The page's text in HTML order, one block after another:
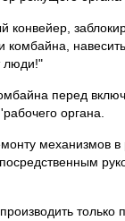
конвейер,
комбайна,
люди!"
перед
органа.
механизмов
только